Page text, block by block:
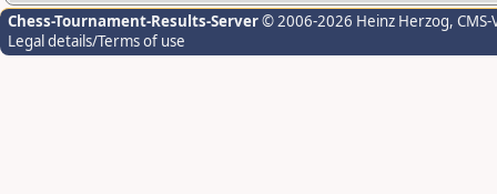
Chess-Tournament-Results-Server© 2006-2026 Heinz Herzog,
Legal details/Terms of use